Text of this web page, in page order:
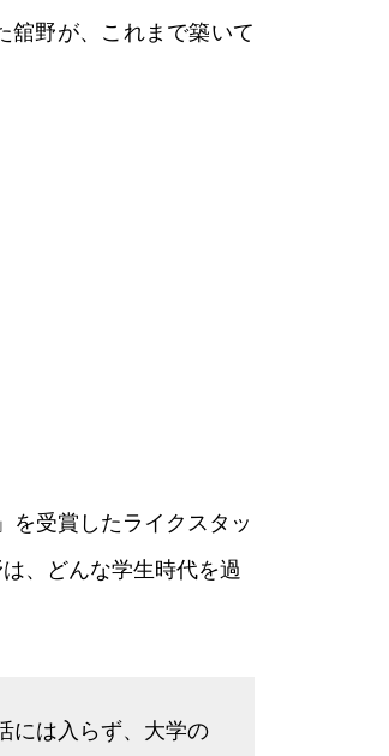
舘野が、これまで築いて
を受賞したライクスタッ
、どんな学生時代を過
には入らず、大学の